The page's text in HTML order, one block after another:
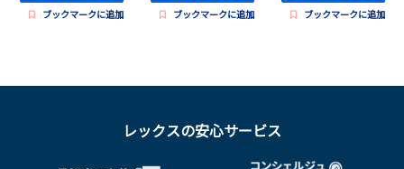
ブックマークに追加 ブックマークに追加 ブックマークに追加
レックスの安心サービス